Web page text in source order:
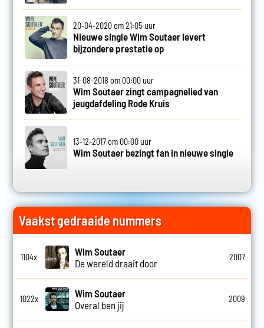
20-04-2020 om 21:05 uur
Nieuwe single Wim Soutaer levert
bijzondere prestatie op
31-08-2018 om 00:00 uur
Wim Soutaer zingt campagnelied van
jeugdafdeling Rode Kruis
13-12-2017 om 00:00 uur
Wim Soutaer bezingt fan in nieuwe single
Vaakst gedraaide nummers
1104x
Wim Soutaer
De wereld draait door
2007
1022x
Wim Soutaer
Overal ben jij
2009